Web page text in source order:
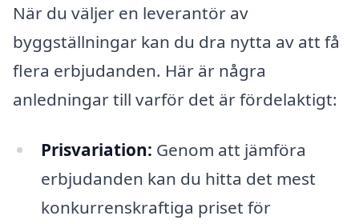
När du väljer en leverantör av
byggställningar kan du dra nytta av att få
flera erbjudanden. Här är några
anledningar till varför det är fördelaktigt:
Prisvariation: Genom att jämföra
erbjudanden kan du hitta det mest
konkurrenskraftiga priset för